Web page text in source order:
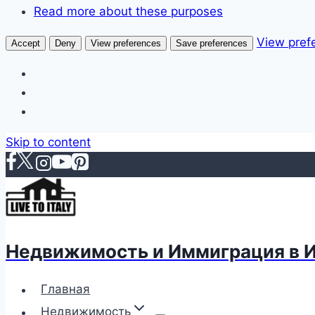
Read more about these purposes
Accept Deny View preferences Save preferences View
Skip to content
Недвижимость и Иммиграция в
Главная
Недвижимость